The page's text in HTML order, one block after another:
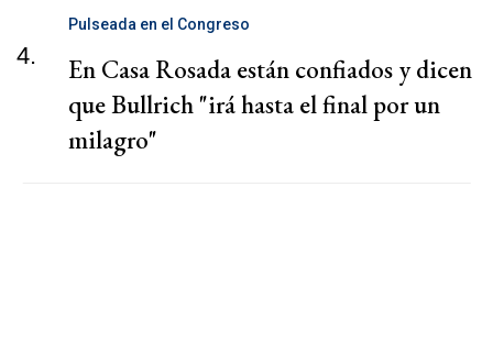
4.
Pulseada en el Congreso
En Casa Rosada están confiados y dicen
que Bullrich "irá hasta el final por un
milagro"